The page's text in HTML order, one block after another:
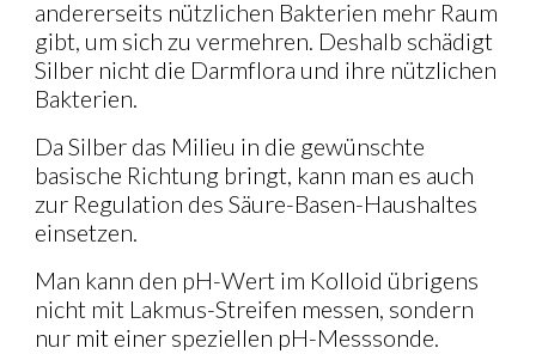
andererseits nützlichen Bakterien mehr Raum
gibt, um sich zu vermehren. Deshalb schädigt
Silber nicht die Darmflora und ihre nützlichen
Bakterien.
Da Silber das Milieu in die gewünschte
basische Richtung bringt, kann man es auch
zur Regulation des Säure-Basen-Haushaltes
einsetzen.
Man kann den pH-Wert im Kolloid übrigens
nicht mit Lakmus-Streifen messen, sondern
nur mit einer speziellen pH-Messsonde.